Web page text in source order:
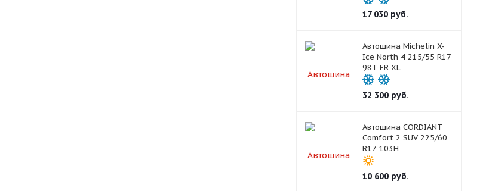
17 030руб.
Автошина Michelin X-
Ice North 4 215/55 R17
98T FR XL
32 300руб.
Автошина CORDIANT
Comfort 2 SUV 225/60
R17 103H
10 600руб.